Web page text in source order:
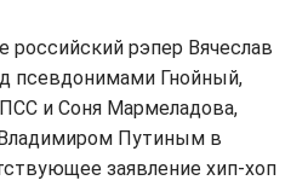
рэпер Вячеслав
псевдонимами Гнойный,
и Соня Мармеладова,
Путиным в
заявление хип-хоп